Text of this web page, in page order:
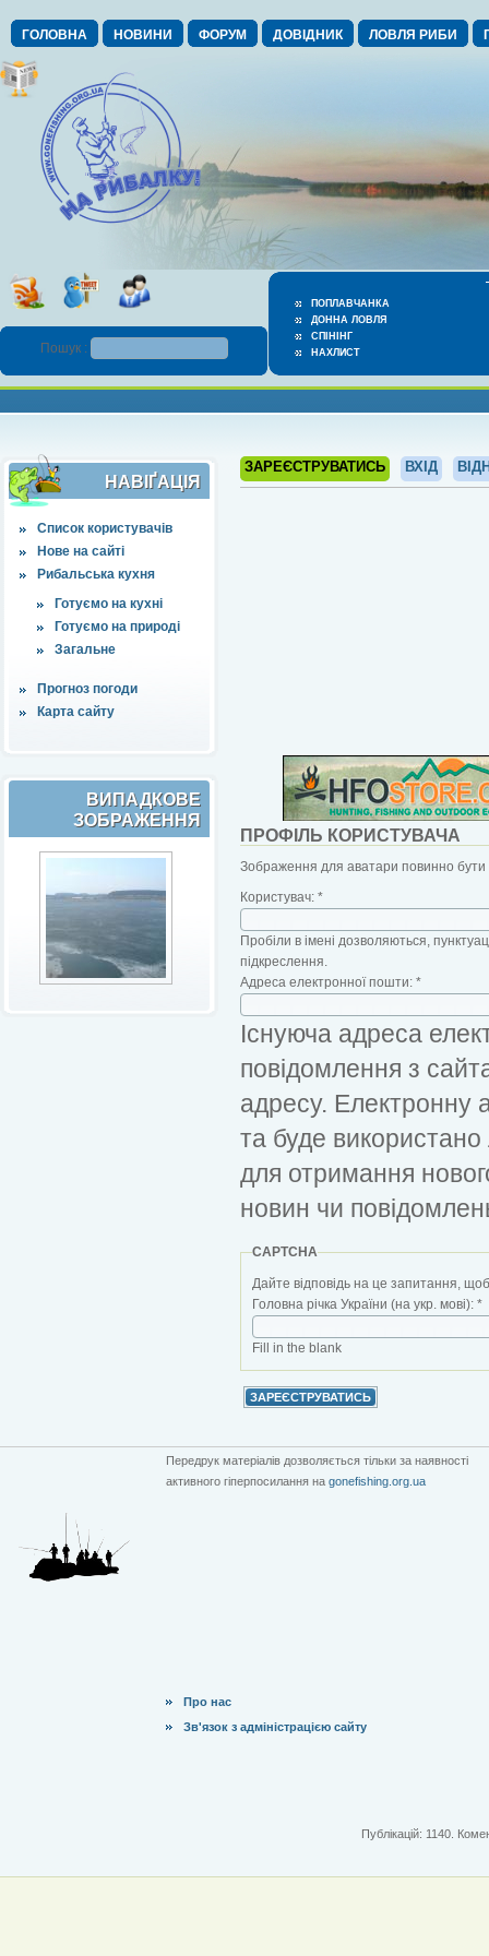
ГОЛОВНА НОВИНИ ФОРУМ ДОВІДНИК ЛОВЛЯ РИБИ
ПОПЛАВЧАНКА
ДОННА ЛОВЛЯ
СПІНІНГ
НАХЛИСТ
Пошук :
НАВІҐАЦІЯ
Список користувачів
Нове на сайті
Рибальська кухня
Готуємо на кухні
Готуємо на природі
Загальне
Прогноз погоди
Карта сайту
ВИПАДКОВЕ
ЗОБРАЖЕННЯ
ЗАРЕЄСТРУВАТИСЬ ВХІД
ПРОФІЛЬ КОРИСТУВАЧА
Зображення для аватари повинно бути
Користувач: *
Пробіли в імені дозволяються,
підкреслення.
Адреса електронної пошти: *
Існуюча адреса
повідомлення з
адресу. Електронну
та буде
для отримання
новин чи
CAPTCHA
Дайте відповідь на це запитання,
Головна річка України (на укр. мові): *
Fill in the blank
Передрук матеріалів дозволяється тільки за наявності
активного гіперпосилання на gonefishing.org.ua
Про нас
Зв'язок з адміністрацією сайту
Публікацій: 1140.